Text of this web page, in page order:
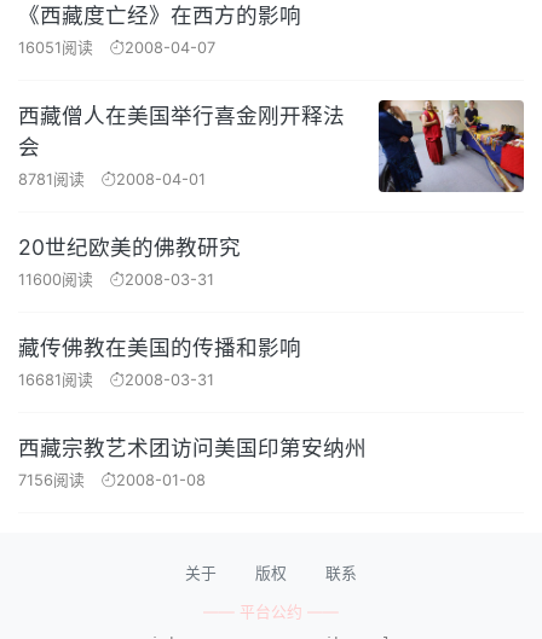
《西藏度亡经》在西方的影响
16051阅读 2008-04-07
西藏僧人在美国举行喜金刚开释法
会
8781阅读 2008-04-01
20世纪欧美的佛教研究
11600阅读 2008-03-31
藏传佛教在美国的传播和影响
16681阅读 2008-03-31
西藏宗教艺术团访问美国印第安纳州
7156阅读 2008-01-08
关于 版权 联系
—— 平台公约 ——